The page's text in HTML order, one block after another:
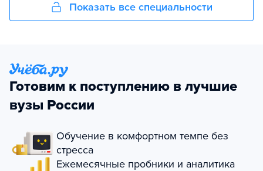
Показать все специальности
Готовим к поступлению в лучшие
вузы России
Обучение в комфортном темпе без
стресса
Ежемесячные пробники и аналитика